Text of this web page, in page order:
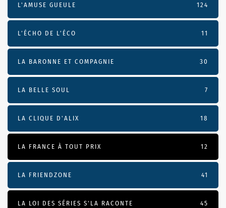
L'AMUSE GUEULE 124
L’ÉCHO DE L’ÉCO 11
LA BARONNE ET COMPAGNIE 30
LA BELLE SOUL 7
LA CLIQUE D'ALIX 18
LA FRANCE À TOUT PRIX 12
LA FRIENDZONE 41
LA LOI DES SÉRIES S'LA RACONTE 45